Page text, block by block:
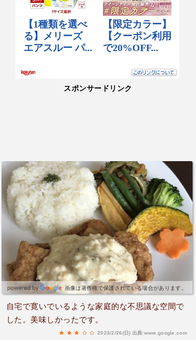
スポンサードリンク
画像は著作権で保護されている場合があります。
自宅で寛いでいるような家庭的な不思議な空間で
した。美味しかったです。
2023/2/26(日) 出典:www.google.com